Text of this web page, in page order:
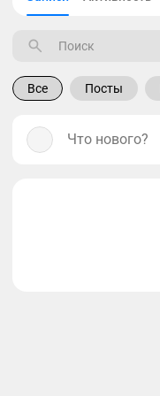
Все Посты
Что нового?